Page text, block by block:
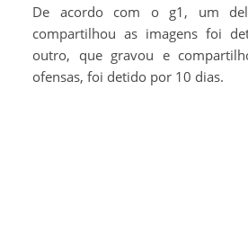
De acordo com o g1, um
compartilhou as imagens foi
outro, que gravou e
ofensas, foi detido por 10 dias.